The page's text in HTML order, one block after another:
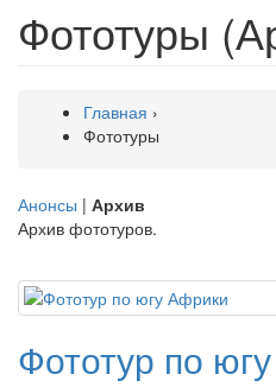
Фототуры
Главная ›
Фототуры
Анонсы | Архив
Архив фототуров.
Фототур по